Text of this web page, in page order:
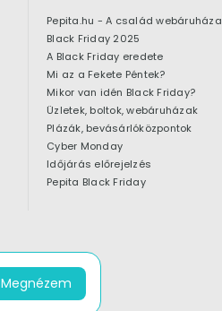
Pepita.hu - A család webáruháza
Black Friday 2025
A Black Friday eredete
Mi az a Fekete Péntek?
Mikor van idén Black Friday?
Üzletek, boltok, webáruházak
Plázák, bevásárlóközpontok
Cyber Monday
Időjárás előrejelzés
Pepita Black Friday
Megnézem